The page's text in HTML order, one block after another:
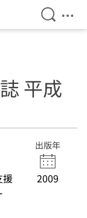
検索を
メ
平成
援
出版年
2009